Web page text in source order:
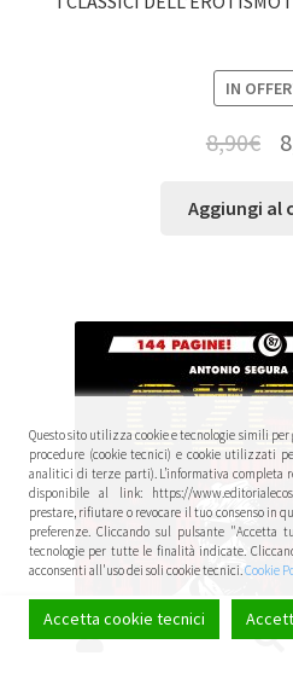
IN
8,90€
Aggiungi al
Questo sito utilizza cookie e tecnologie simili
procedure (cookie tecnici) e cookie utilizzati
analitici di terze parti). L’informativa completa
disponibile al link: https://
prestare, rifiutare o revocare il tuo consenso in
preferenze. Cliccando sul pulsante
tecnologie per tutte le finalità indicate.
acconsenti all'uso dei soli cookie tecnici.Cookie
Accetta cookie tecnici